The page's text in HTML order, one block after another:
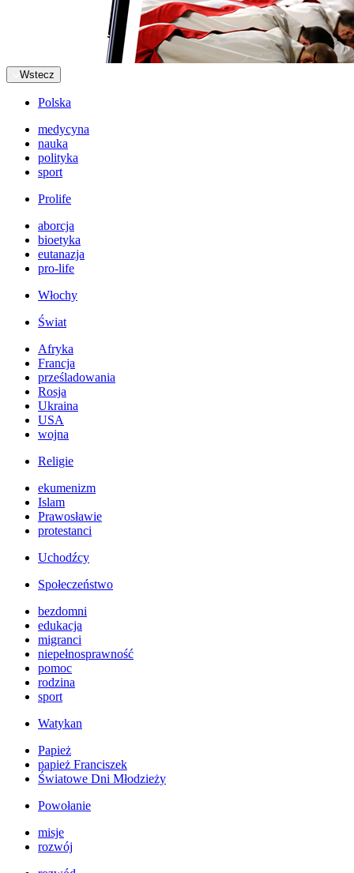
Wstecz
Polska
medycyna
nauka
polityka
sport
Prolife
aborcja
bioetyka
eutanazja
pro-life
Włochy
Świat
Afryka
Francja
prześladowania
Rosja
Ukraina
USA
wojna
Religie
ekumenizm
Islam
Prawosławie
protestanci
Uchodźcy
Społeczeństwo
bezdomni
edukacja
migranci
niepełnosprawność
pomoc
rodzina
sport
Watykan
Papież
papież Franciszek
Światowe Dni Młodzieży
Powołanie
misje
rozwój